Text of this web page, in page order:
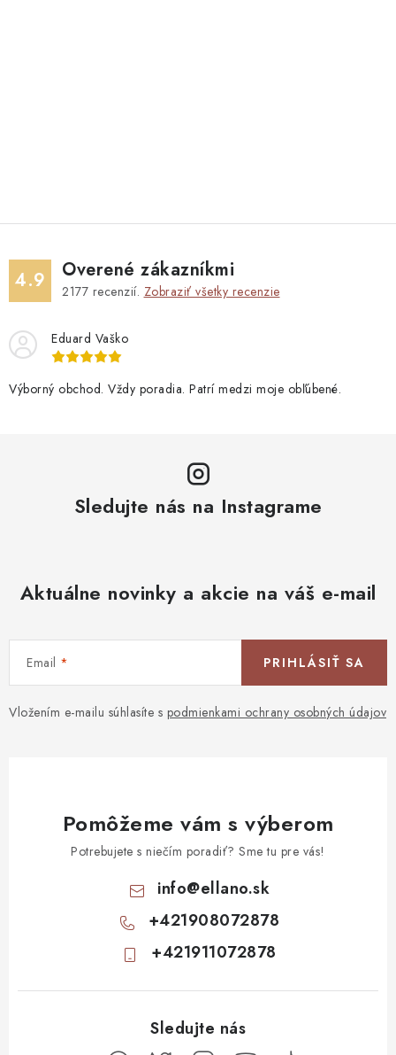
4.9 Overené zákazníkmi
2177 recenzií. Zobraziť všetky recenzie
Eduard Vaško
Výborný obchod. Vždy poradia. Patrí medzi moje obľúbené.
Sledujte nás na Instagrame
Aktuálne novinky a akcie na váš e-mail
Email
Vložením e-mailu súhlasíte s podmienkami ochrany osobných údajov
PRIHLÁSIŤ SA
Pomôžeme vám s výberom
Potrebujete s niečím poradiť? Sme tu pre vás!
info@ellano.sk
+421908072878
+421911072878